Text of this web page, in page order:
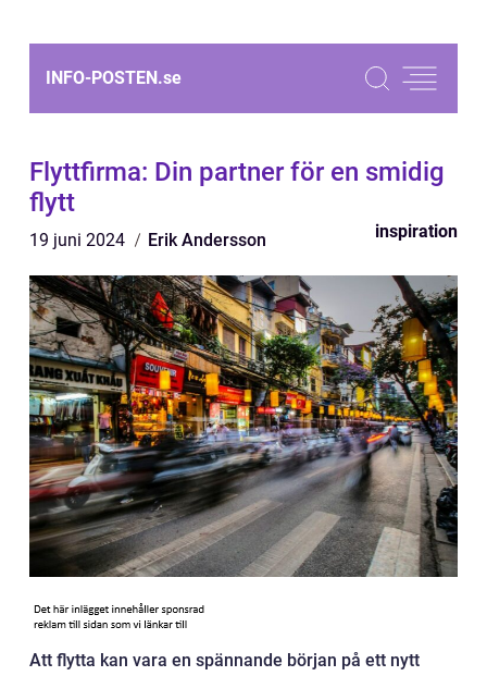
INFO-POSTEN.se
Flyttfirma: Din partner för en smidig
flytt
19 juni 2024 Erik Andersson inspiration
Att flytta kan vara en spännande början på ett nytt